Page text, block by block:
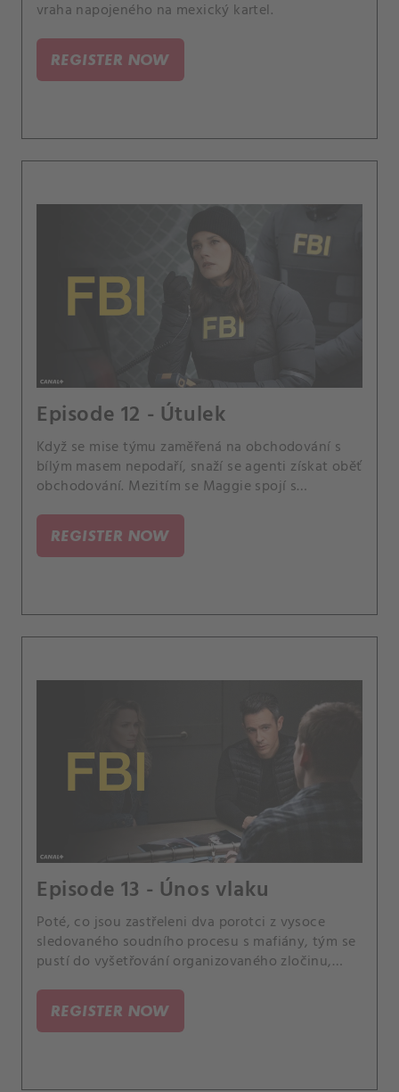
vraha napojeného na mexický kartel.
REGISTER NOW
Episode 12 - Útulek
Když se mise týmu zaměřená na obchodování s
bílým masem nepodaří, snaží se agenti získat oběť
obchodování. Mezitím se Maggie spojí s
než bude vyhnána z města nebo ještě hůř.
REGISTER NOW
Episode 13 - Únos vlaku
Poté, co jsou zastřeleni dva porotci z vysoce
sledovaného soudního procesu s mafiány, tým se
pustí do vyšetřování organizovaného zločinu,
zamýšlenými cíli. Případ se pro Scolu stane
osobním, když se dozví, že jeden z jeho bývalých
REGISTER NOW